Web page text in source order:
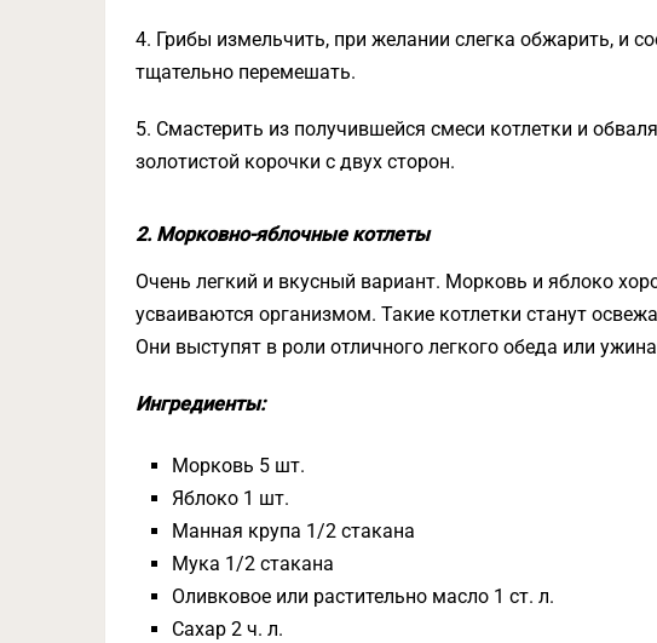
4. Грибы измельчить, при желании слегка обжарить, и
тщательно перемешать.
5. Смастерить из получившейся смеси котлетки и
золотистой корочки с двух сторон.
2. Морковно-яблочные котлеты
Очень легкий и вкусный вариант. Морковь и яблоко
усваиваются организмом. Такие котлетки станут
Они выступят в роли отличного легкого обеда или
Ингредиенты:
Морковь 5 шт.
Яблоко 1 шт.
Манная крупа 1/2 стакана
Мука 1/2 стакана
Оливковое или растительно масло 1 ст. л.
Сахар 2 ч. л.